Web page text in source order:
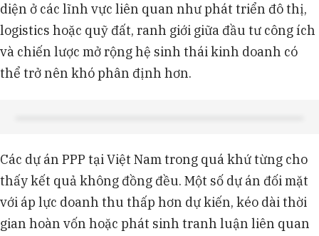
diện ở các lĩnh vực liên quan như phát triển đô thị,
logistics hoặc quỹ đất, ranh giới giữa đầu tư công ích
và chiến lược mở rộng hệ sinh thái kinh doanh có
thể trở nên khó phân định hơn.
Các dự án PPP tại Việt Nam trong quá khứ từng cho
thấy kết quả không đồng đều. Một số dự án đối mặt
với áp lực doanh thu thấp hơn dự kiến, kéo dài thời
gian hoàn vốn hoặc phát sinh tranh luận liên quan